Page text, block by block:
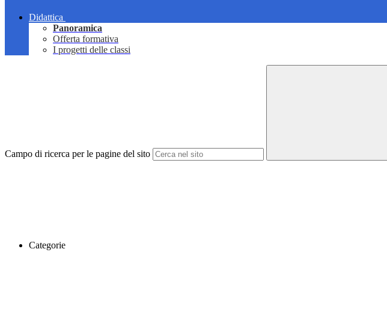
Didattica
Panoramica
Offerta formativa
I progetti delle classi
Campo di ricerca per le pagine del sito
Categorie